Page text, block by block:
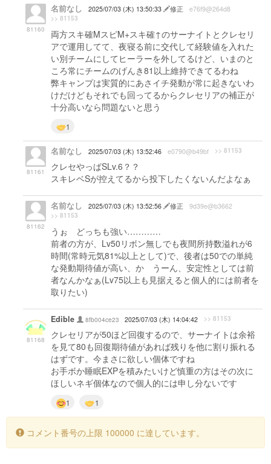
81160
名前なし 2025/07/03 (木) 13:50:33 修正 e76f9@264d8
>> 81153
両方スキ確MスピM+スキ確↑のサーナイトとクレセリ
アで運用してて、夜寝る前に交代して経験値を入れた
い別チームにしてヒーラーを外してるけど、いまのと
ころ常にチームのげんき81以上維持できてるわね
弊キャンプは実質的にあさイチ発動が常に起きないわ
けだけどもそれでも回ってるからクレセリアの補正が
十分高いなら問題ないと思う
1
81161
名前なし 2025/07/03 (木) 13:52:46 e0790@b49bf >> 81153
クレセやっぱSLv.6？？
スキレベSが控えてるから投下したくないんだよなぁ
81162
名前なし 2025/07/03 (木) 13:52:56 修正 9d39e@b3662
>> 81153
うぉ どっちも強い…………
前者の方が、Lv50リボン無しでも夜間所持数溢れが6
時間(常時元気81%以上として)で、後者は50での単純
な発動期待値が高い、か うーん、安定性としては前
者なんかなぁ(Lv75以上も見据えると個人的には前者を
取りたい)
81168
Edible 8fb004ce23 2025/07/03 (木) 14:04:42 >> 81153
クレセリアが50ほど回復するので、サーナイトは余裕
を見て80も回復期待値があれば残りを他に割り振れる
はずです。今まさに欲しい個体ですね
お手ボか睡眠EXPを積みたいけど慎重の方はその次に
ほしいネギ個体なので個人的には申し分ないです
1 1
コメント番号の上限 100000 に達しています。